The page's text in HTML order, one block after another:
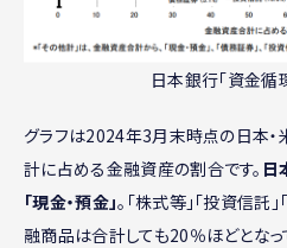
日本銀行「資金循
グラフは2024年3月末時点の日本・
計に占める金融資産の割合です。 日
「現金・預金」。「株式等」「投資信託
融商品は合計しても20％ほどとなっ